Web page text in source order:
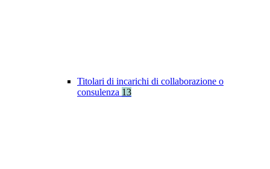
Titolari di incarichi di collaborazione o
consulenza 13